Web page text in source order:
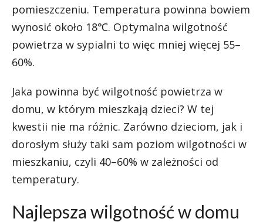
pomieszczeniu. Temperatura powinna bowiem
wynosić około 18℃. Optymalna wilgotność
powietrza w sypialni to więc mniej więcej 55–
60%.
Jaka powinna być wilgotność powietrza w
domu, w którym mieszkają dzieci? W tej
kwestii nie ma różnic. Zarówno dzieciom, jak i
dorosłym służy taki sam poziom wilgotności w
mieszkaniu, czyli 40–60% w zależności od
temperatury.
Najlepsza wilgotność w domu